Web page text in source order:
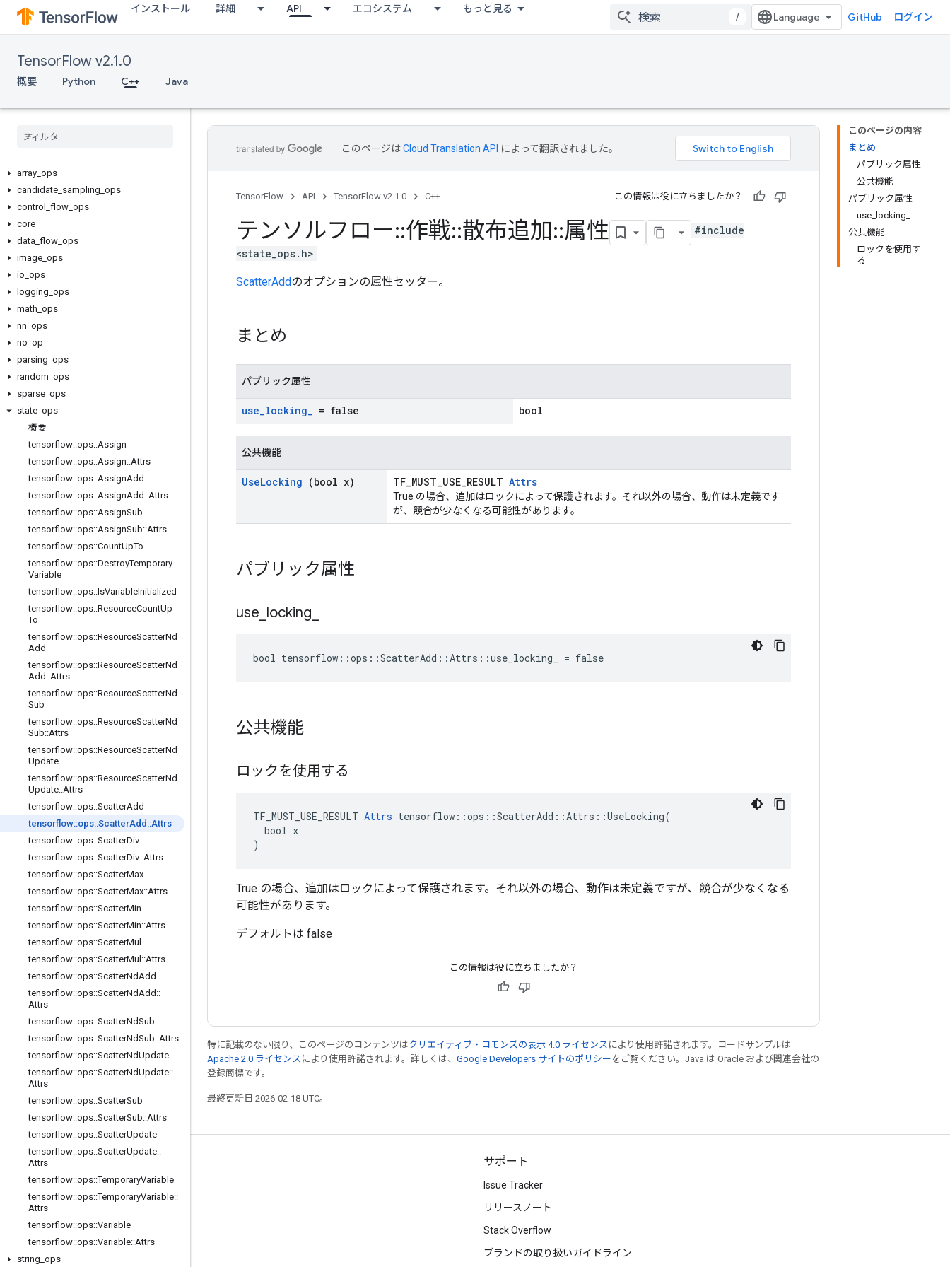
インストール 詳細 API エコシステム もっと見る
/ GitHub ログイン
TensorFlow v2.1.0
概要 Python C++ Java
array ops
candidate sampling ops
control
flow ops
core
data flow ops
image ops
io ops
logging ops
math ops
nn ops
no op
parsing ops
random ops
sparse ops
state ops
概要
tensorflow::ops::Assign
tensorflow::ops::Assign::Attrs
tensorflow::ops::AssignAdd
tensorflow::ops::AssignAdd ::Attrs
tensorflow::ops::AssignSub
tensorflow::ops::AssignSub::Attrs
tensorflow::ops::CountUpTo
tensorflow::ops::DestroyTemporary
Variable
tensorflow::ops::IsVariableInitialized
tensorflow::ops::ResourceCountUp
To
tensorflow::ops::ResourceScatterNd
Add
tensorflow::ops::ResourceScatterNd
Add ::Attrs
tensorflow::ops::ResourceScatterNd
Sub
tensorflow::ops::ResourceScatterNd
Sub::Attrs
tensorflow::ops::ResourceScatterNd
Update
tensorflow::ops::ResourceScatterNd
Update::Attrs
tensorflow::ops::ScatterAdd
tensorflow::ops::ScatterAdd ::Attrs
tensorflow::ops::ScatterDiv
tensorflow::ops::ScatterDiv::Attrs
tensorflow::ops::ScatterMax
tensorflow::ops::ScatterMax::Attrs
tensorflow::ops::ScatterMin
tensorflow::ops::ScatterMin::Attrs
tensorflow::ops::ScatterMul
tensorflow::ops::ScatterMul ::Attrs
tensorflow::ops::ScatterNdAdd
tensorflow::ops::ScatterNdAdd ::
Attrs
tensorflow::ops::ScatterNdSub
tensorflow::ops::ScatterNdSub::Attrs
tensorflow::ops::ScatterNdUpdate
tensorflow::ops::ScatterNdUpdate::
Attrs
tensorflow::ops::ScatterSub
tensorflow::ops::ScatterSub::Attrs
tensorflow::ops::ScatterUpdate
tensorflow::ops::ScatterUpdate::
Attrs
tensorflow::ops::TemporaryVariable
tensorflow::ops::TemporaryVariable::
Attrs
tensorflow::ops::Variable
tensorflow::ops::Variable::Attrs
string ops
このページの内容
まとめ
パブリック属性
公共機能
パブリック属性
use_locking_
公共機能
ロックを使用す
る
このページはCloud Translation API によって翻訳されました。
TensorFlow API TensorFlow v2.1.0 C++ この情報は役に立ちましたか？
テンソルフロー::作戦::散布追加::属性
#include
<state_ops.h>
ScatterAddのオプションの属性セッター。
まとめ
パブリック属性
use_locking_ = false bool
公共機能
UseLocking (bool x) TF_MUST_USE_RESULT Attrs
True の場合、追加はロックによって保護されます。それ以外の場合、動作は未定義です
が、競合が少なくなる可能性があります。
パブリック属性
use locking
bool tensorflow::ops::ScatterAdd::Attrs::use_locking_ = false
公共機能
ロックを使用する
TF_MUST_USE_RESULT Attrs tensorflow::ops::ScatterAdd::Attrs::UseLocking(
  bool x
)
True の場合、追加はロックによって保護されます。それ以外の場合、動作は未定義ですが、競合が少なくなる
可能性があります。
デフォルトは false
この情報は役に立ちましたか？
特に記載のない限り、このページのコンテンツはクリエイティブ・コモンズの表示 4.0 ライセンス により使用許諾されます。コードサンプルは
Apache 2.0 ライセンス により使用許諾されます。詳しくは、 Google Developers サイトのポリシー をご覧ください。Java は Oracle および関連会社の
登録商標です。
最終更新日 2026-02-18 UTC。
つながる
ブログ
フォーラム
GitHub
サポート
Issue Tracker
リリースノート
Stack Overflow
ブランドの取り扱いガイドライン